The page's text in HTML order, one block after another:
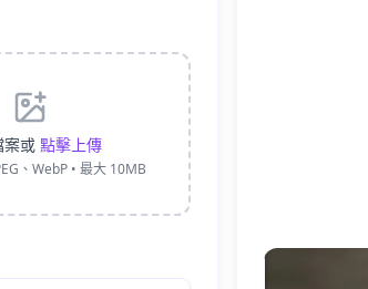
案或 點擊上傳
、WebP • 最大 10MB